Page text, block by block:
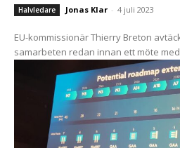
Halvledare Jonas Klar - 4 juli 2023
EU-kommissionär Thierry Breton
samarbeten redan innan ett möte